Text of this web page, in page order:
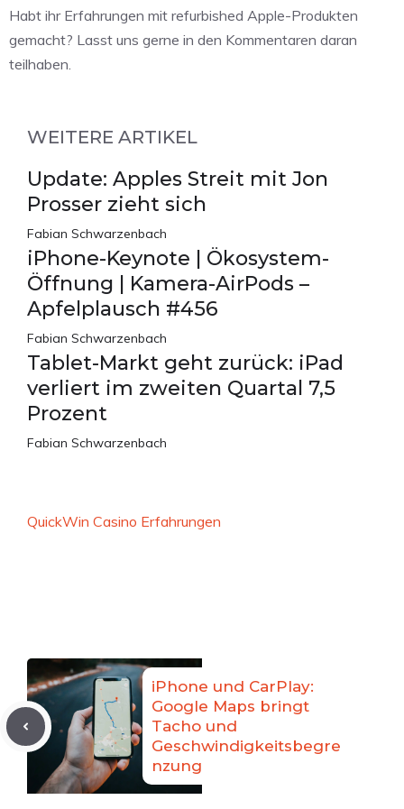
Habt ihr Erfahrungen mit refurbished Apple-Produkten
gemacht? Lasst uns gerne in den Kommentaren daran
teilhaben.
WEITERE ARTIKEL
Update: Apples Streit mit Jon
Prosser zieht sich
Fabian Schwarzenbach
iPhone-Keynote | Ökosystem-
Öffnung | Kamera-AirPods –
Apfelplausch #456
Fabian Schwarzenbach
Tablet-Markt geht zurück: iPad
verliert im zweiten Quartal 7,5
Prozent
Fabian Schwarzenbach
QuickWin Casino Erfahrungen
iPhone und CarPlay:
Google Maps bringt
Tacho und
Geschwindigkeitsbegre
nzung